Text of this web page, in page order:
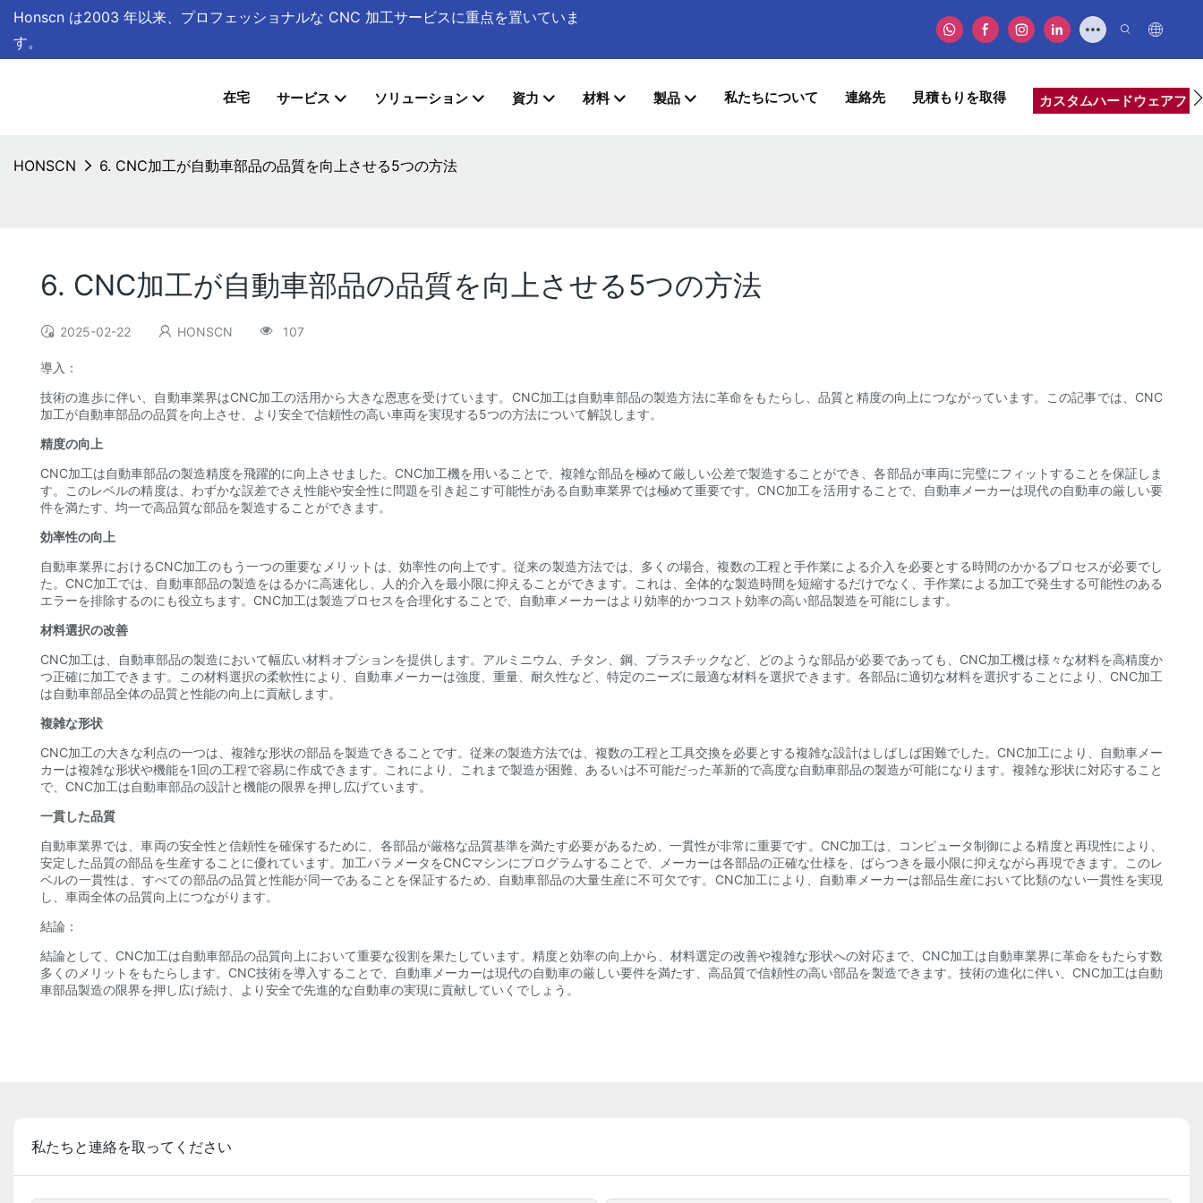
Honscn は2003 年以来、プロフェッショナルな CNC 加工サービスに重点を置いていま
す。
在宅 サービス ソリューション 資力 材料 製品 私たちについて 連絡先 見積もりを取得 カスタムハードウェアフ
HONSCN 6. CNC加工が自動車部品の品質を向上させる5つの方法
6. CNC加工が自動車部品の品質を向上させる5つの方法
2025-02-22 HONSCN 107
導入：
技術の進歩に伴い、自動車業界はCNC加工の活用から大きな恩恵を受けています。CNC加工は自動車部品の製造方法に革命をもたらし、品質と精度の向上につながっています。この記事では、CNC
加工が自動車部品の品質を向上させ、より安全で信頼性の高い車両を実現する5つの方法について解説します。
精度の向上
CNC加工は自動車部品の製造精度を飛躍的に向上させました。CNC加工機を用いることで、複雑な部品を極めて厳しい公差で製造することができ、各部品が車両に完璧にフィットすることを保証しま
す。このレベルの精度は、わずかな誤差でさえ性能や安全性に問題を引き起こす可能性がある自動車業界では極めて重要です。CNC加工を活用することで、自動車メーカーは現代の自動車の厳しい要
件を満たす、均一で高品質な部品を製造することができます。
効率性の向上
自動車業界におけるCNC加工のもう一つの重要なメリットは、効率性の向上です。従来の製造方法では、多くの場合、複数の工程と手作業による介入を必要とする時間のかかるプロセスが必要でし
た。CNC加工では、自動車部品の製造をはるかに高速化し、人的介入を最小限に抑えることができます。これは、全体的な製造時間を短縮するだけでなく、手作業による加工で発生する可能性のある
エラーを排除するのにも役立ちます。CNC加工は製造プロセスを合理化することで、自動車メーカーはより効率的かつコスト効率の高い部品製造を可能にします。
材料選択の改善
CNC加工は、自動車部品の製造において幅広い材料オプションを提供します。アルミニウム、チタン、鋼、プラスチックなど、どのような部品が必要であっても、CNC加工機は様々な材料を高精度か
つ正確に加工できます。この材料選択の柔軟性により、自動車メーカーは強度、重量、耐久性など、特定のニーズに最適な材料を選択できます。各部品に適切な材料を選択することにより、CNC加工
は自動車部品全体の品質と性能の向上に貢献します。
複雑な形状
CNC加工の大きな利点の一つは、複雑な形状の部品を製造できることです。従来の製造方法では、複数の工程と工具交換を必要とする複雑な設計はしばしば困難でした。CNC加工により、自動車メー
カーは複雑な形状や機能を1回の工程で容易に作成できます。これにより、これまで製造が困難、あるいは不可能だった革新的で高度な自動車部品の製造が可能になります。複雑な形状に対応すること
で、CNC加工は自動車部品の設計と機能の限界を押し広げています。
一貫した品質
自動車業界では、車両の安全性と信頼性を確保するために、各部品が厳格な品質基準を満たす必要があるため、一貫性が非常に重要です。CNC加工は、コンピュータ制御による精度と再現性により、
安定した品質の部品を生産することに優れています。加工パラメータをCNCマシンにプログラムすることで、メーカーは各部品の正確な仕様を、ばらつきを最小限に抑えながら再現できます。このレ
ベルの一貫性は、すべての部品の品質と性能が同一であることを保証するため、自動車部品の大量生産に不可欠です。CNC加工により、自動車メーカーは部品生産において比類のない一貫性を実現
し、車両全体の品質向上につながります。
結論：
結論として、CNC加工は自動車部品の品質向上において重要な役割を果たしています。精度と効率の向上から、材料選定の改善や複雑な形状への対応まで、CNC加工は自動車業界に革命をもたらす数
多くのメリットをもたらします。CNC技術を導入することで、自動車メーカーは現代の自動車の厳しい要件を満たす、高品質で信頼性の高い部品を製造できます。技術の進化に伴い、CNC加工は自動
車部品製造の限界を押し広げ続け、より安全で先進的な自動車の実現に貢献していくでしょう。
私たちと連絡を取ってください